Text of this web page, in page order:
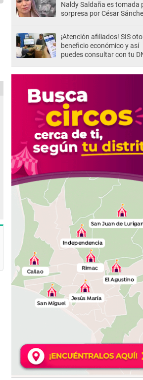
Naldy Saldaña es tomada
sorpresa por César
¡Atención afiliados! SIS
beneficio económico y así
puedes consultar con tu